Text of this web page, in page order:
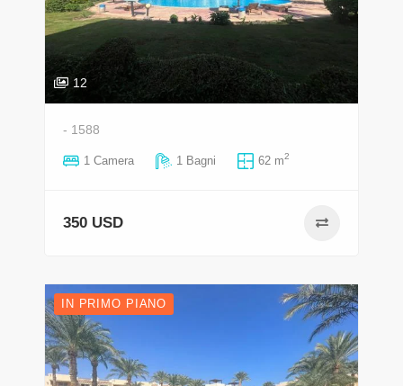
12
- 1588
1 Camera 1 Bagni 62 m2
350 USD
IN PRIMO PIANO